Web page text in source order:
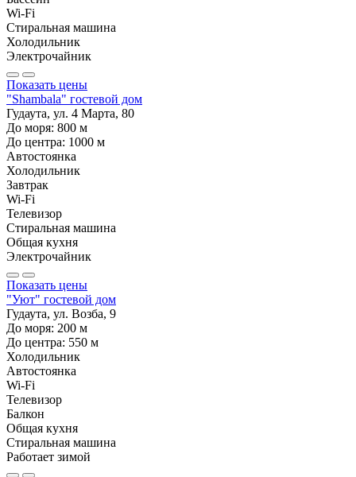
Wi-Fi
Стиральная машина
Холодильник
Электрочайник
Показать цены
"Shambala" гостевой дом
Гудаута, ул. 4 Марта, 80
До моря: 800 м
До центра: 1000 м
Автостоянка
Холодильник
Завтрак
Wi-Fi
Телевизор
Стиральная машина
Общая кухня
Электрочайник
Показать цены
"Уют" гостевой дом
Гудаута, ул. Возба, 9
До моря: 200 м
До центра: 550 м
Холодильник
Автостоянка
Wi-Fi
Телевизор
Балкон
Общая кухня
Стиральная машина
Работает зимой